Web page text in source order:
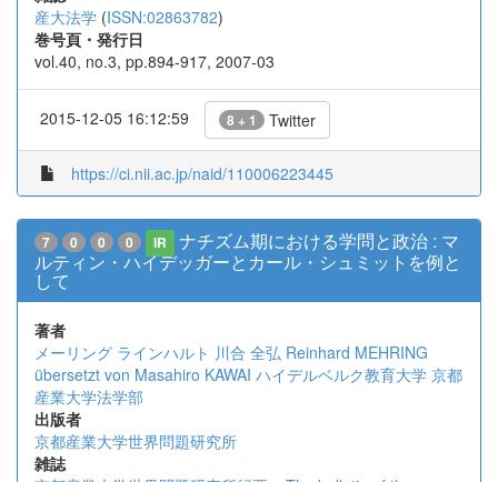
産大法学 (ISSN:02863782)
巻号頁・発行日
vol.40, no.3, pp.894-917, 2007-03
2015-12-05 16:12:59 8 + 1 Twitter
https://ci.nii.ac.jp/naid/110006223445
7 0 0 0 IR
ナチズム期における学問と政治 : マ
ルティン・ハイデッガーとカール・シュミットを例と
して
著者
メーリング ラインハルト 川合 全弘 Reinhard MEHRING
übersetzt von Masahiro KAWAI ハイデルベルク教育大学 京都
産業大学法学部
出版者
京都産業大学世界問題研究所
雑誌